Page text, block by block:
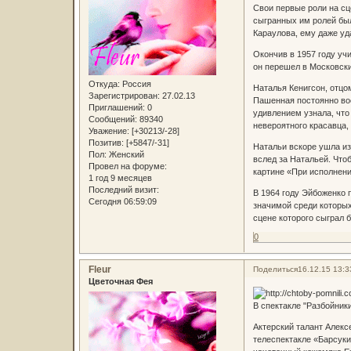
Откуда: Россия
Зарегистрирован: 27.02.13
Приглашений: 0
Сообщений: 89340
Уважение: [+30213/-28]
Позитив: [+5847/-31]
Пол: Женский
Провел на форуме:
1 год 9 месяцев
Последний визит:
Сегодня 06:59:09
Свои первые роли на
сыгранных им ролей
Караулова, ему даже
Окончив в 1957 году
он перешел в
Наталья Кенигсон,
Пашенная постоянно
удивлением узнала,
невероятного
Натальи вскоре ушла
вслед за Натальей.
картине «При
В 1964 году Эйбоженко
значимой среди
сцене которого сыграл
0
Поделиться16.12.15
Fleur
Цветочная Фея
В спектакле
Актерский талант
телеспектакле